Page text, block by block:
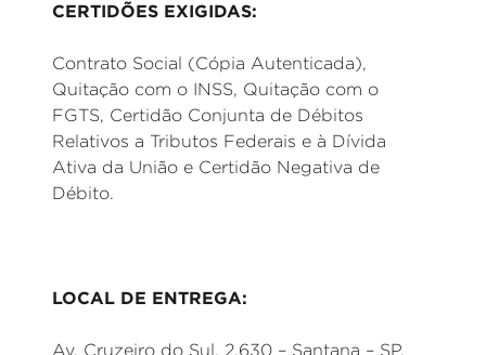
CERTIDÕES EXIGIDAS:
Contrato Social (Cópia Autenticada),
Quitação com o INSS, Quitação com o
FGTS, Certidão Conjunta de Débitos
Relativos a Tributos Federais e à Dívida
Ativa da União e Certidão Negativa de
Débito.
LOCAL DE ENTREGA:
Av. Cruzeiro do Sul, 2.630 – Santana – SP.